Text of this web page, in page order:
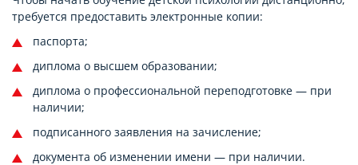
требуется предоставить электронные копии:
паспорта;
диплома о высшем образовании;
диплома о профессиональной переподготовке — при
наличии;
подписанного заявления на зачисление;
документа об изменении имени — при наличии.